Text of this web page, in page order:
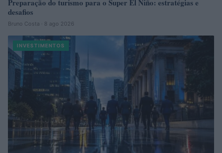
Preparação do turismo para o Super El Niño: estratégias e
desafios
Bruno Costa · 8 ago 2026
INVESTIMENTOS